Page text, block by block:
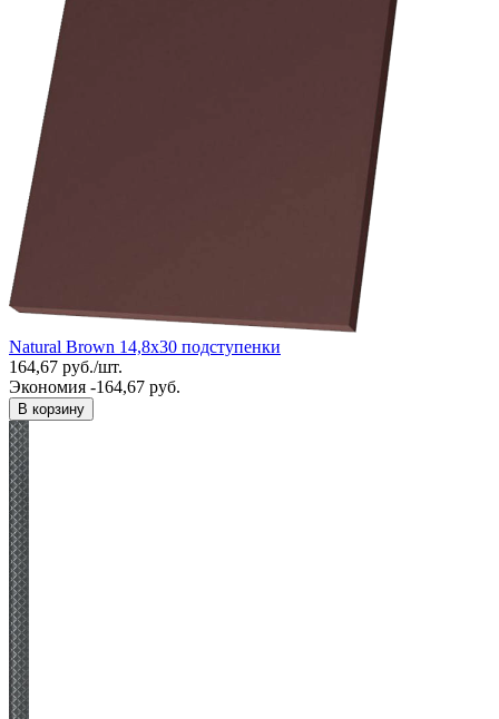
Natural Brown 14,8x30 подступенки
164,67 руб./шт.
Экономия -164,67 руб.
В корзину